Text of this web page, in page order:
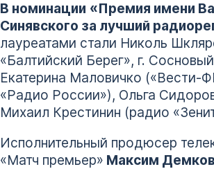
В номинации «Премия имени
Синявского за лучший
лауреатами стали Николь
«Балтийский Берег», г.
Екатерина Маловичко («Вести-
«Радио России»), Ольга
Михаил Крестинин (радио
Исполнительный продюсер
«Матч премьер» Максим